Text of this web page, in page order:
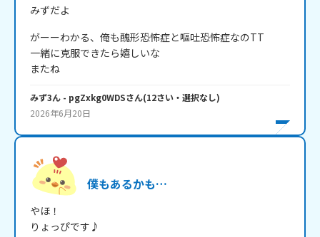
みずだよ
がーーわかる、俺も醜形恐怖症と嘔吐恐怖症なのTT
一緒に克服できたら嬉しいな
またね
みず3ん - pgZxkg0WDSさん(12さい・ 選択なし)
2026年6月20日
僕もあるかも…
やほ！
りょっぴです♪